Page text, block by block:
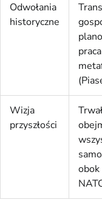
Odwołania
historyczne
Wizja
przyszłości
obok